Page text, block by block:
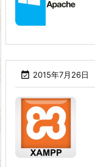
 2015年7月26日